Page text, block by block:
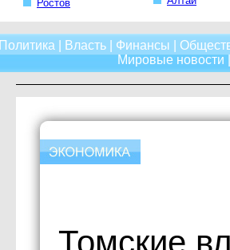
Ростов
Политика Власть| Финансы
Мировые новости
Томские